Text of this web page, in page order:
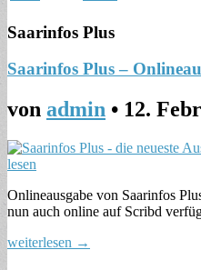
Saarinfos Plus
Saarinfos Plus –
von admin • 12.
Onlineausgabe von Saarinfos
nun auch online auf Scribd
weiterlesen →